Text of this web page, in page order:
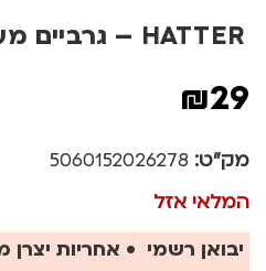
HATTER – גרביים מעוצבים
₪29
מק"ט: 5060152026278
המלאי אזל
יבואן רשמי • אחריות יצרן